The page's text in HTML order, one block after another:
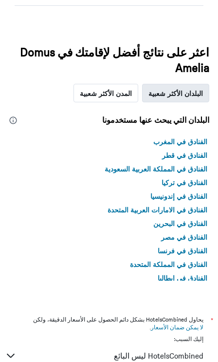
اعثر على نتائج أفضل لإقامتك في Domus
Amelia
البلدان الأكثر شعبية المدن الأكثر شعبية
البلدان التي يبحث عنها مستخدمونا
الفنادق في المغرب
الفنادق في قطر
الفنادق في المملكة العربية السعودية
الفنادق في تركيا
الفنادق في إندونيسيا
الفنادق في الامارات العربية المتحدة
الفنادق في البحرين
الفنادق في مصر
الفنادق في فرنسا
الفنادق في المملكة المتحدة
الفنادق في إيطاليا
*
يحاول HotelsCombined بشكل دائم الحصول على الأسعار الدقيقة، ولكن
لا يمكن ضمان الأسعار .
إليك السبب:
HotelsCombined ليس البائع